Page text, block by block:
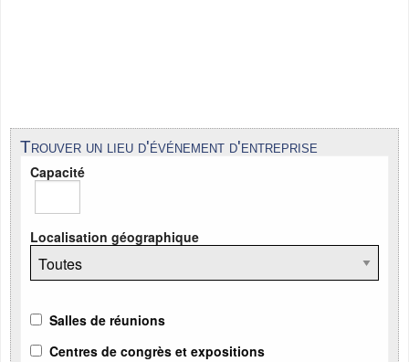
Trouver un lieu d'événement d'entreprise
Capacité
Localisation géographique
Salles de réunions
Centres de congrès et expositions